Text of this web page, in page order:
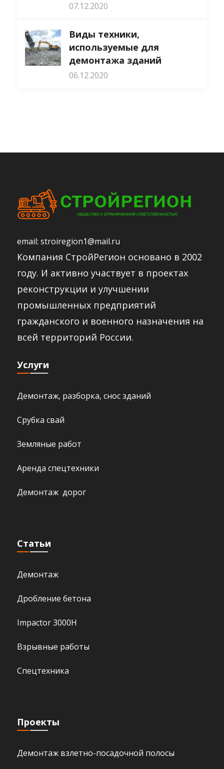
07.12.2020
Виды техники,
используемые для
демонтажа зданий
06.12.2020
email: stroiregion1@mail.ru
Компания СтройРегион основано в 2002
году. И активно участвует в проектах
реконструкции и улучшении
промышленных предприятий
гражданского и военного назначения на
всей территорий России.​
Услуги
Демонтаж, разборка, снос зданий
Срубка свай
Земляные работ
Аренда спецтехники
Демонтаж дорог
Статьи
Демонтаж
Дробление бетона
Impactor 3000H
Взрывные работы
Спецтехника
Проекты
Демонтаж взлетно-посадочной полосы